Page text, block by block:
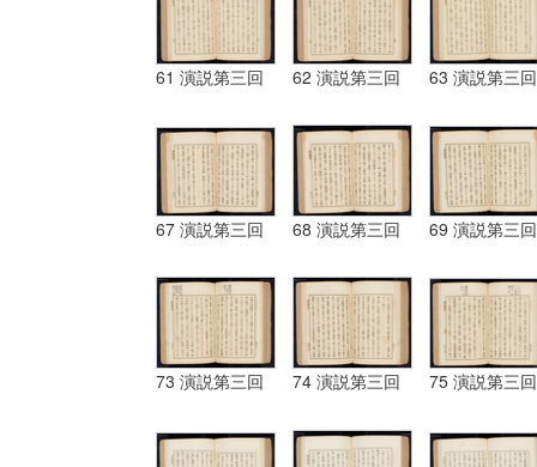
61 演説第三回 62 演説第三回 63 演説第三回
67 演説第三回 68 演説第三回 69 演説第三回
73 演説第三回 74 演説第三回 75 演説第三回